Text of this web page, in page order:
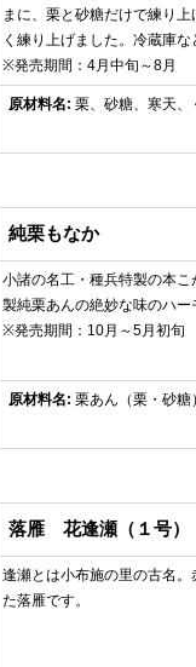
まに、栗と砂糖だけで練り
く練り上げました。冷蔵庫
※発売期間：4月中旬～8月
原材料名: 栗、砂糖、寒天、
純栗もなか
小諸の名工・種兵特製の本
製純栗あんの絶妙な味のハ
※発売期間：10月～5月初旬
原材料名: 栗あん（栗・砂
落雁 花逢瀬（１号）
逢瀬とは小布施の里の古名
た落雁です。